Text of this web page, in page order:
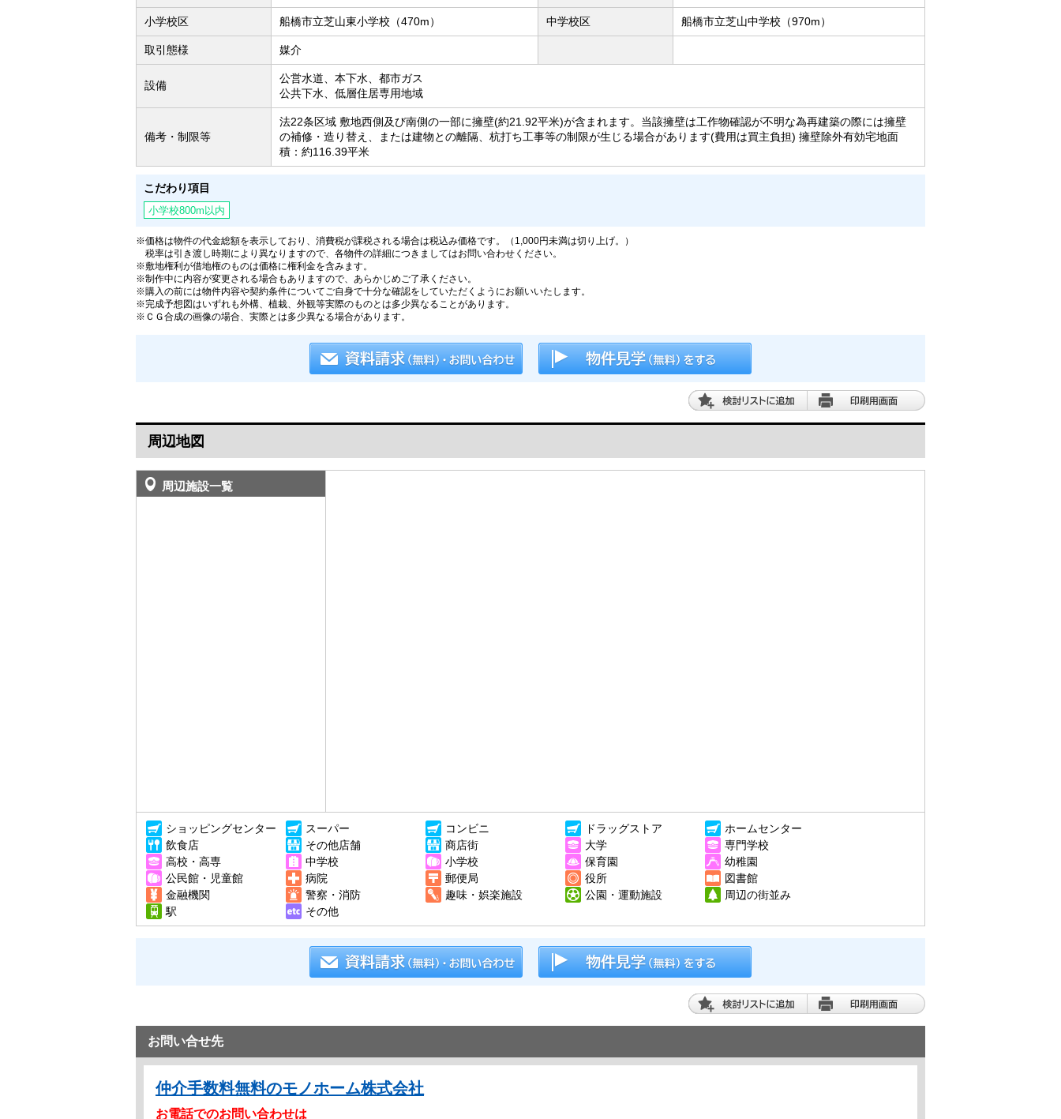
小学校区 船橋市立芝山東小学校（470m） 中学校区 船橋市立芝山中学校（970m）
取引態様 媒介
設備
公営水道、本下水、都市ガス
公共下水、低層住居専用地域
備考・制限等
法22条区域 敷地西側及び南側の一部に擁壁(約21.92平米)が含まれます。当該擁壁は工作物確認が不明な為再建築の際には擁壁
の補修・造り替え、または建物との離隔、杭打ち工事等の制限が生じる場合があります(費用は買主負担) 擁壁除外有効宅地面
積：約116.39平米
こだわり項目
小学校800m以内
※価格は物件の代金総額を表示しており、消費税が課税される場合は税込み価格です。（1,000円未満は切り上げ。）
税率は引き渡し時期により異なりますので、各物件の詳細につきましてはお問い合わせください。
※敷地権利が借地権のものは価格に権利金を含みます。
※制作中に内容が変更される場合もありますので、あらかじめご了承ください。
※購入の前には物件内容や契約条件についてご自身で十分な確認をしていただくようにお願いいたします。
※完成予想図はいずれも外構、植栽、外観等実際のものとは多少異なることがあります。
※ＣＧ合成の画像の場合、実際とは多少異なる場合があります。
周辺地図
周辺施設一覧
ショッピングセンター スーパー コンビニ ドラッグストア
ホームセンター
飲食店
その他店舗 商店街 大学
専門学校
高校・高専
中学校 小学校 保育園
幼稚園
公民館・児童館
病院 郵便局 役所
図書館
金融機関
警察・消防 趣味・娯楽施設 公園・運動施設
周辺の街並み
駅
その他
お問い合せ先
仲介手数料無料のモノホーム株式会社
お電話でのお問い合わせは